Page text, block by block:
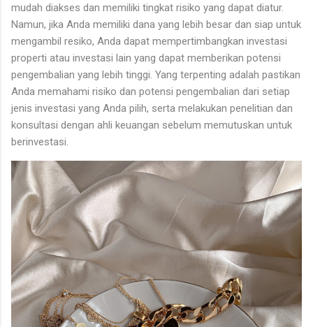
mudah diakses dan memiliki tingkat risiko yang dapat diatur.
Namun, jika Anda memiliki dana yang lebih besar dan siap untuk
mengambil resiko, Anda dapat mempertimbangkan investasi
properti atau investasi lain yang dapat memberikan potensi
pengembalian yang lebih tinggi. Yang terpenting adalah pastikan
Anda memahami risiko dan potensi pengembalian dari setiap
jenis investasi yang Anda pilih, serta melakukan penelitian dan
konsultasi dengan ahli keuangan sebelum memutuskan untuk
berinvestasi.